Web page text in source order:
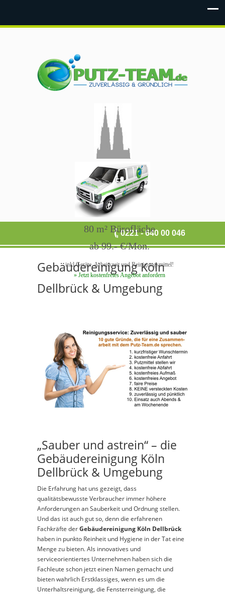
80 m² Bürofläche
ab 99.- €/Mon.
inkl.Geräte, Arbeitszeit und Reinigungsmittel!
» Jetzt kostenfreies Angebot anfordern
0221 - 640 00 046
Gebäudereinigung Köln
Dellbrück & Umgebung
„Sauber und astrein“ – die
Gebäudereinigung Köln
Dellbrück & Umgebung
Die Erfahrung hat uns gezeigt, dass
qualitätsbewusste Verbraucher immer höhere
Anforderungen an Sauberkeit und Ordnung stellen.
Und das ist auch gut so, denn die erfahrenen
Fachkräfte derGebäudereinigung Köln Dellbrück
haben in punkto Reinheit und Hygiene in der Tat eine
Menge zu bieten. Als innovatives und
serviceorientiertes Unternehmen haben sich die
Fachleute schon jetzt einen Namen gemacht und
bieten wahrlich Erstklassiges, wenn es um die
Unterhaltsreinigung, die Fensterreinigung, die